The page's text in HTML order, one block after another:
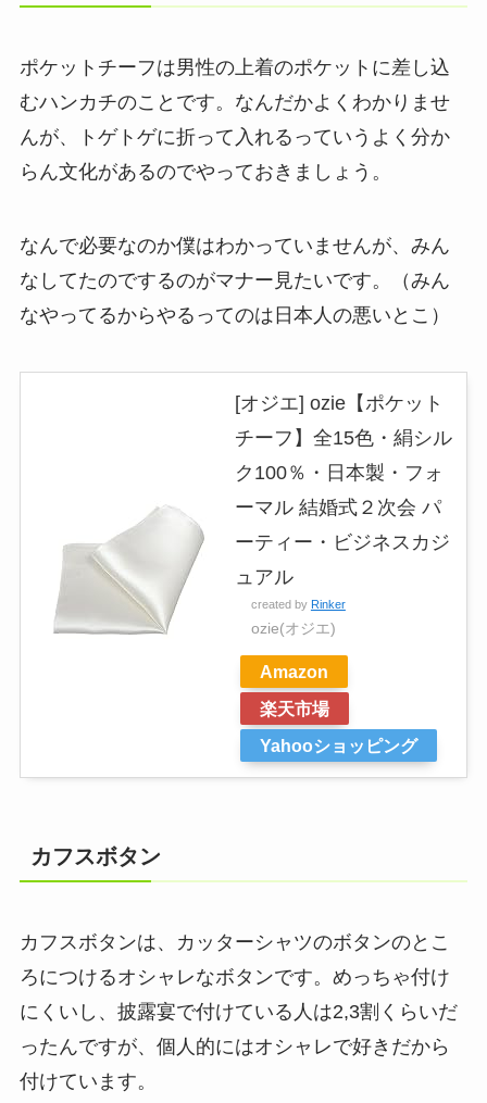
ポケットチーフは男性の上着のポケットに差し込
むハンカチのことです。なんだかよくわかりませ
んが、トゲトゲに折って入れるっていうよく分か
らん文化があるのでやっておきましょう。
なんで必要なのか僕はわかっていませんが、みん
なしてたのでするのがマナー見たいです。（みん
なやってるからやるってのは日本人の悪いとこ）
[オジエ] ozie【ポケット
チーフ】全15色・絹シル
ク100％・日本製・フォ
ーマル 結婚式２次会 パ
ーティー・ビジネスカジ
ュアル
created by Rinker
ozie(オジエ)
Amazon
楽天市場
Yahooショッピング
カフスボタン
カフスボタンは、カッターシャツのボタンのとこ
ろにつけるオシャレなボタンです。めっちゃ付け
にくいし、披露宴で付けている人は2,3割くらいだ
ったんですが、個人的にはオシャレで好きだから
付けています。